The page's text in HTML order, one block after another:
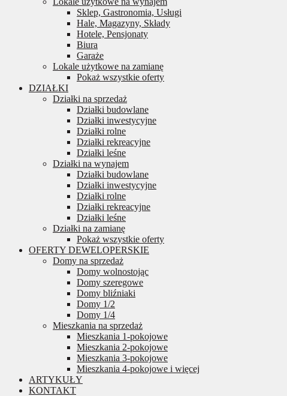
Sklep, Gastronomia, Usługi
Hale, Magazyny, Składy
Hotele, Pensjonaty
Biura
Garaże
Lokale użytkowe na zamianę
Pokaż wszystkie oferty
DZIAŁKI
Działki na sprzedaż
Działki budowlane
Działki inwestycyjne
Działki rolne
Działki rekreacyjne
Działki leśne
Działki na wynajem
Działki budowlane
Działki inwestycyjne
Działki rolne
Działki rekreacyjne
Działki leśne
Działki na zamianę
Pokaż wszystkie oferty
OFERTY DEWELOPERSKIE
Domy na sprzedaż
Domy wolnostojąc
Domy szeregowe
Domy bliźniaki
Domy 1/2
Domy 1/4
Mieszkania na sprzedaż
Mieszkania 1-pokojowe
Mieszkania 2-pokojowe
Mieszkania 3-pokojowe
Mieszkania 4-pokojowe i więcej
ARTYKUŁY
KONTAKT